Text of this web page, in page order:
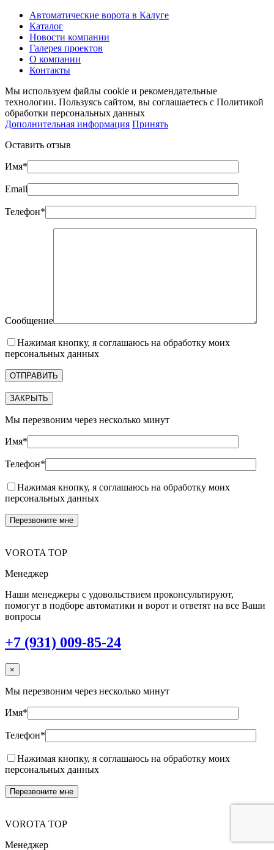
Автоматические ворота в Калуге
Каталог
Новости компании
Галерея проектов
О компании
Контакты
Мы используем файлы cookie и рекомендательные
технологии. Пользуясь сайтом, вы соглашаетесь с Политикой
обработки персональных данных
Дополнительная информация Принять
Оставить отзыв
Имя*
Email
Телефон*
Сообщение
Нажимая кнопку, я соглашаюсь на обработку моих
персональных данных
ЗАКРЫТЬ
Мы перезвоним через несколько минут
Имя*
Телефон*
Нажимая кнопку, я соглашаюсь на обработку моих
персональных данных
VOROTA TOP
Менеджер
Наши менеджеры с удовольствием проконсультируют,
помогут в подборе автоматики и ворот и ответят на все Ваши
вопросы
+7 (931) 009-85-24
×
Мы перезвоним через несколько минут
Имя*
Телефон*
Нажимая кнопку, я соглашаюсь на обработку моих
персональных данных
VOROTA TOP
Менеджер